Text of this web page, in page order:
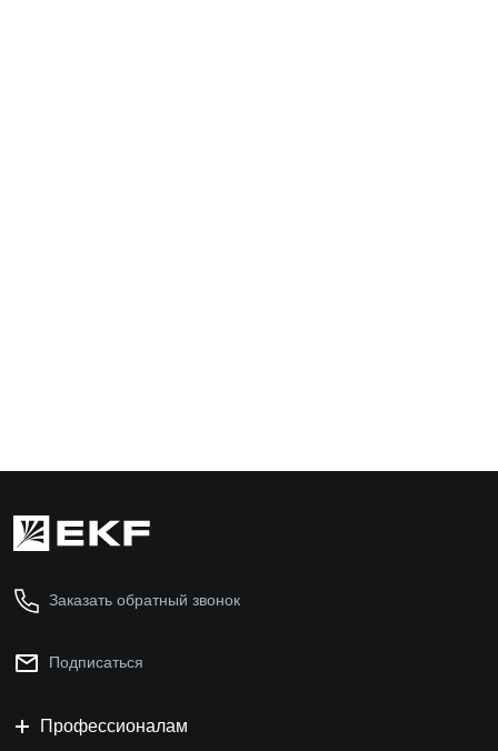
Заказать обратный звонок
Подписаться
Профессионалам